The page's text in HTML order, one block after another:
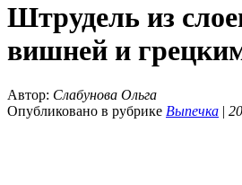
Штрудель из
вишней и
Автор: Слабунова Ольга
Опубликовано в рубрике Выпечка |